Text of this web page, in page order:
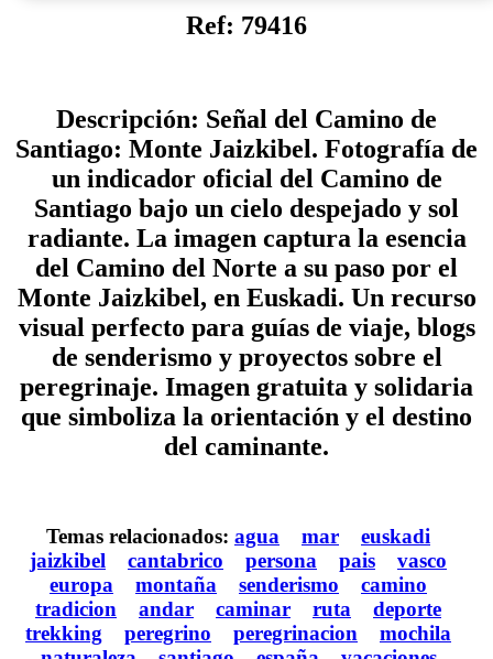
Ref: 79416
Descripción: Señal del Camino de
Santiago: Monte Jaizkibel. Fotografía de
un indicador oficial del Camino de
Santiago bajo un cielo despejado y sol
radiante. La imagen captura la esencia
del Camino del Norte a su paso por el
Monte Jaizkibel, en Euskadi. Un recurso
visual perfecto para guías de viaje, blogs
de senderismo y proyectos sobre el
peregrinaje. Imagen gratuita y solidaria
que simboliza la orientación y el destino
del caminante.
Temas relacionados: agua mar
euskadi
jaizkibel
cantabrico persona pais
vasco
europa
montaña senderismo
camino
tradicion
andar caminar ruta
deporte
trekking
peregrino peregrinacion
mochila